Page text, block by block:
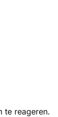
te reageren.